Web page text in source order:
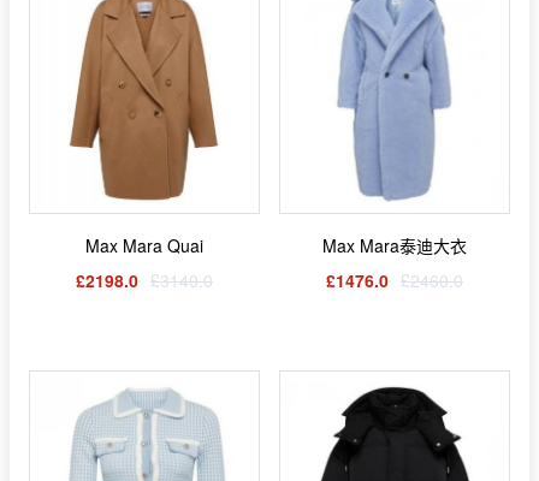
Max Mara Quai
£2198.0 £3140.0
Max Mara泰迪大衣
£1476.0 £2460.0